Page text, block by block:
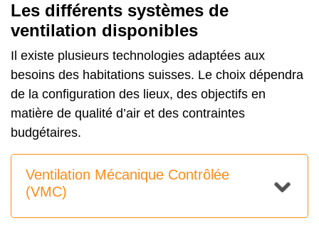
Les différents systèmes de
ventilation disponibles
Il existe plusieurs technologies adaptées aux
besoins des habitations suisses. Le choix dépendra
de la configuration des lieux, des objectifs en
matière de qualité d’air et des contraintes
budgétaires.
Ventilation Mécanique Contrôlée
(VMC)